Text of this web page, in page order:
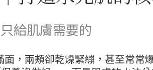
只給肌膚需要的
，兩頰卻乾燥緊繃，甚至常常